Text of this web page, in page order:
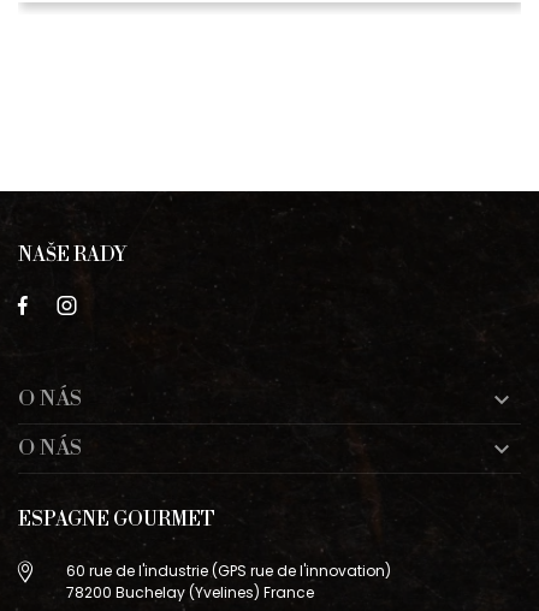
NAŠE RADY
O NÁS 
O NÁS 
ESPAGNE GOURMET
60 rue de l'industrie (GPS rue de l'innovation)
78200 Buchelay (Yvelines) France